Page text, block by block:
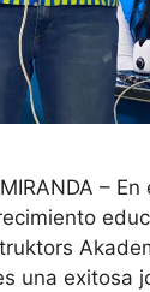
–
una exitosa